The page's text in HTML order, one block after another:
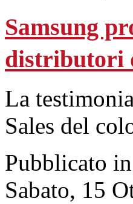
Samsung
distributori
La
Sales del
Pubblicato in
Sabato, 15